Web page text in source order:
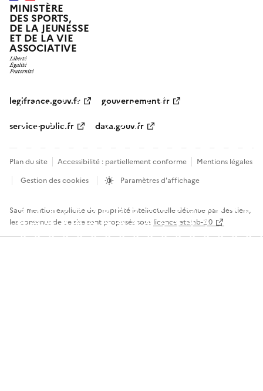
MINISTÈRE
DES SPORTS,
DE LA JEUNESSE
ET DE LA VIE
ASSOCIATIVE
legifrance.gouv.fr gouvernement.fr
service-public.fr data.gouv.fr
Plan du site Accessibilité : partiellement conforme
Mentions légales
Gestion des cookies
Paramètres d'affichage
Sauf mention explicite de propriété intellectuelle détenue par des tiers,
les contenus de ce site sont proposés sous licence etalab-2.0